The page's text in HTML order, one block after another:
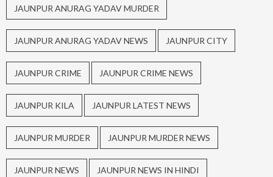
JAUNPUR ANURAG YADAV MURDER
JAUNPUR ANURAG YADAV NEWS JAUNPUR CITY
JAUNPUR CRIME JAUNPUR CRIME NEWS
JAUNPUR KILA JAUNPUR LATEST NEWS
JAUNPUR MURDER JAUNPUR MURDER NEWS
JAUNPUR NEWS JAUNPUR NEWS IN HINDI